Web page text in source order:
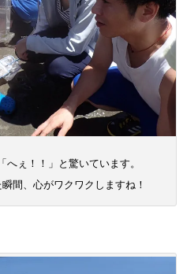
ぇ！！」と驚いています。
間、心がワクワクしますね！